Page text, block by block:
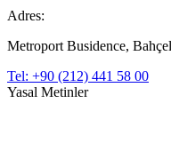
Adres:
Metroport Busidence,
Tel: +90 (212) 441 58 00
Yasal Metinler